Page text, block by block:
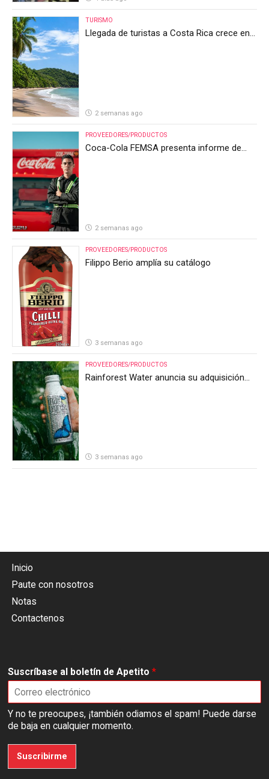
TURISMO
Llegada de turistas a Costa Rica crece en
2 semanas ago
PROVEEDORES/PRODUCTOS
Coca-Cola FEMSA presenta informe de
2 semanas ago
PROVEEDORES/PRODUCTOS
Filippo Berio amplía su catálogo
3 semanas ago
PROVEEDORES/PRODUCTOS
Rainforest Water anuncia su adquisición
3 semanas ago
Inicio
Paute con nosotros
Notas
Contactenos
Suscríbase al boletín de Apetito *
Y no te preocupes, ¡también odiamos el spam! Puede darse
de baja en cualquier momento.
Suscribirme